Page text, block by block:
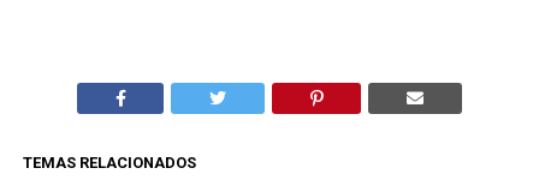
TEMAS RELACIONADOS